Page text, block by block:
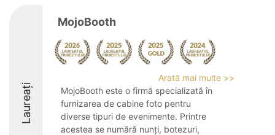
Laureați
MojoBooth
Arată mai multe >>
MojoBooth este o firmă specializată în
furnizarea de cabine foto pentru
diverse tipuri de evenimente. Printre
acestea se numără nunți, botezuri,